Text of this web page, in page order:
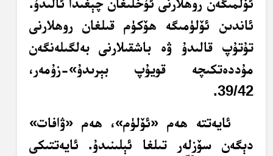
ئاندىن ئۆلۈمىگە ھۆكۈم قىلغان روھلارنى
تۇتۇپ قالىدۇ ۋە باشقىلارنى بەلگىلەنگەن
مۇددەتكىچە قويۇپ بېرىدۇ»-زۇمەر،
39/42.
ئايەتتە ھەم «ئۆلۈم»، ھەم «ۋافات»
دېگەن سۆزلەر تىلغا ئېلىنىدۇ. ئايەتتىكى